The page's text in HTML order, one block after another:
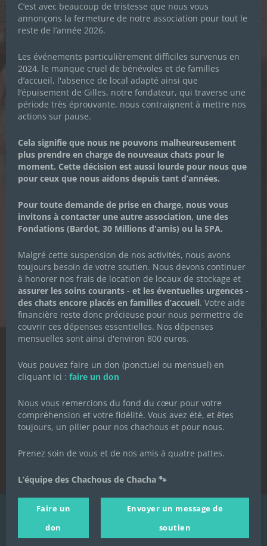
Prénom*
Nom de famille*
Adresse email*
Je souhaite m'inscrire à la newsletter des
Chachous.
En cochant cette case, j'accepte de recevoir par email les
actualités de l'association et j'accepte la Politique de
S’ABONNER
La Petite Boutique des Chachous
Mentions légales
Politique de confidentialité
C’est avec beaucoup de tristesse que nous vous
annonçons la fermeture de notre association pour tout le
reste de l’année 2026.
Les événements particulièrement difficiles survenus en
2024, le manque cruel de bénévoles et de familles
d’accueil, l'absence de local adapté ainsi que
l’épuisement de Gilles, notre fondateur, qui traverse une
période très éprouvante, nous contraignent à mettre nos
actions sur pause.
Cela signifie que nous ne pouvons malheureusement
plus prendre en charge de nouveaux chats pour le
moment. Cette décision est aussi lourde pour nous que
pour ceux que nous aidons depuis tant d’années.
Pour toute demande de prise en charge, nous vous
invitons à contacter une autre association, une des
Fondations (Bardot, 30 Millions d'amis) ou la SPA.
Malgré cette suspension de nos activités, nous avons
toujours besoin de votre soutien. Nous devons continuer
à honorer nos frais de location de locaux de stockage et
assurer les soins courants - et les éventuelles urgences -
des chats encore placés en familles d’accueil. Votre aide
financière reste donc précieuse pour nous permettre de
couvrir ces dépenses essentielles. Nos dépenses
mensuelles sont ainsi d'environ 800 euros.
Vous pouvez faire un don (ponctuel ou mensuel) en
cliquant ici : faire un don
Nous vous remercions du fond du cœur pour votre
compréhension et votre fidélité. Vous avez été, et êtes
toujours, un pilier pour nos chachous et pour nous.
Prenez soin de vous et de nos amis à quatre pattes.
L’équipe des Chachous de Chacha 🐾
Faire un
don
Envoyer un message de
soutien
Nous utilisons des cookies pour
expérience sur notre site Web. Si
J'accepte